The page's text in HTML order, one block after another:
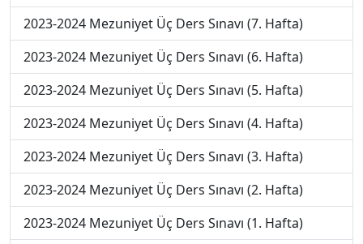
2023-2024 Mezuniyet Üç Ders Sınavı (7. Hafta)
2023-2024 Mezuniyet Üç Ders Sınavı (6. Hafta)
2023-2024 Mezuniyet Üç Ders Sınavı (5. Hafta)
2023-2024 Mezuniyet Üç Ders Sınavı (4. Hafta)
2023-2024 Mezuniyet Üç Ders Sınavı (3. Hafta)
2023-2024 Mezuniyet Üç Ders Sınavı (2. Hafta)
2023-2024 Mezuniyet Üç Ders Sınavı (1. Hafta)